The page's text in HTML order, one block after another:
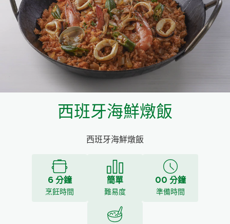
西班牙海鮮燉飯
西班牙海鮮燉飯
6 分鐘
烹飪時間
簡單
難易度
00 分鐘
準備時間